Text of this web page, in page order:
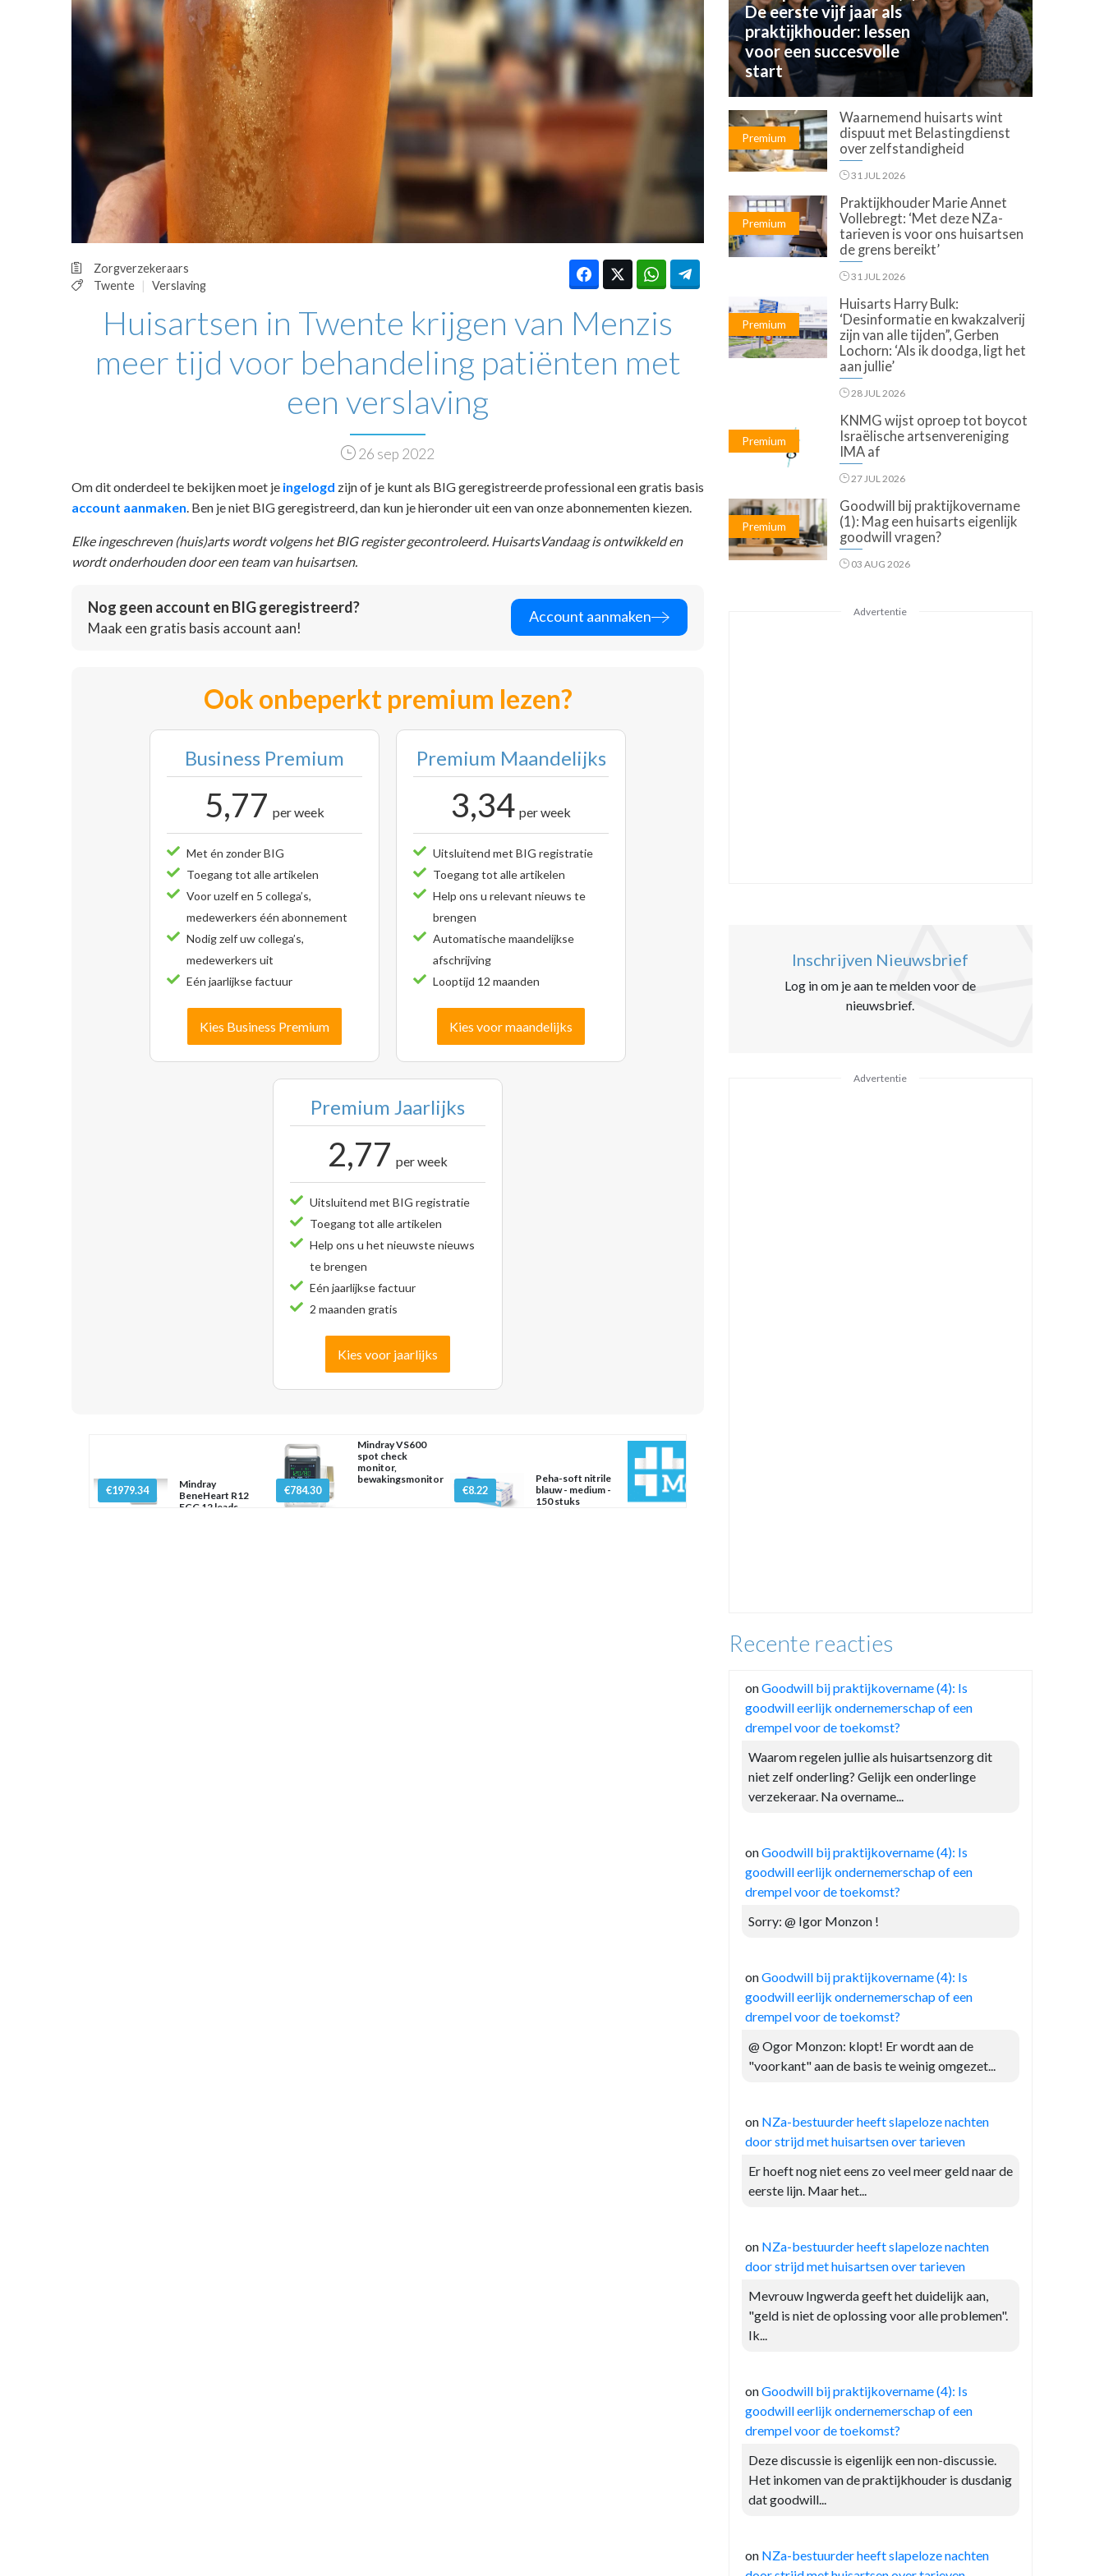
OPINIE
HUISARTSENPOST
PRAKTIJKZAKEN
TARIEVEN
VPHUISARTSEN
MEDISCHE VAKHANDEL
INLOGGEN
REGISTRATIE
Zorgverzekeraars
Twente
Verslaving
Huisartsen in Twente krijgen van Menzis
meer tijd voor behandeling patiënten met
een verslaving
26 sep 2022
Om dit onderdeel te bekijken moet je ingelogd zijn of je kunt als BIG geregistreerde professional een gratis basis
account aanmaken . Ben je niet BIG geregistreerd, dan kun je hieronder uit een van onze abonnementen kiezen.
Elke ingeschreven (huis)arts wordt volgens het BIG register gecontroleerd. HuisartsVandaag is ontwikkeld en
wordt onderhouden door een team van huisartsen.
Nog geen account en BIG geregistreerd?
Maak een gratis basis account aan!
Account aanmaken
Ook onbeperkt premium lezen?
Business Premium
5,77 per week
Met én zonder BIG
Toegang tot alle artikelen
Voor uzelf en 5 collega’s,
medewerkers één abonnement
Nodig zelf uw collega’s,
medewerkers uit
Eén jaarlijkse factuur
Kies Business Premium
Premium Maandelijks
3,34 per week
Uitsluitend met BIG registratie
Toegang tot alle artikelen
Help ons u relevant nieuws te
brengen
Automatische maandelijkse
afschrijving
Looptijd 12 maanden
Kies voor maandelijks
Premium Jaarlijks
2,77 per week
Uitsluitend met BIG registratie
Toegang tot alle artikelen
Help ons u het nieuwste nieuws
te brengen
Eén jaarlijkse factuur
2 maanden gratis
Kies voor jaarlijks
€1979.34
Mindray
BeneHeart R12
ECG 12 leads
€784.30
Mindray VS600
spot check
monitor,
bewakingsmonitor
€8.22
Peha-soft nitrile
blauw - medium -
150 stuks
De eerste vijf jaar als
praktijkhouder: lessen
voor een succesvolle
start
Premium
Waarnemend huisarts wint
dispuut met Belastingdienst
over zelfstandigheid
31 JUL 2026
Premium
Praktijkhouder Marie Annet
Vollebregt: ‘Met deze NZa-
tarieven is voor ons huisartsen
de grens bereikt’
31 JUL 2026
Premium
Huisarts Harry Bulk:
‘Desinformatie en kwakzalverij
zijn van alle tijden”, Gerben
Lochorn: ‘Als ik doodga, ligt het
aan jullie’
28 JUL 2026
Premium
KNMG wijst oproep tot boycot
Israëlische artsenvereniging
IMA af
27 JUL 2026
Premium
Goodwill bij praktijkovername
(1): Mag een huisarts eigenlijk
goodwill vragen?
03 AUG 2026
Advertentie
Inschrijven Nieuwsbrief
Log in om je aan te melden voor de
nieuwsbrief.
Advertentie
Recente reacties
onGoodwill bij praktijkovername (4): Is
goodwill eerlijk ondernemerschap of een
drempel voor de toekomst?
Waarom regelen jullie als huisartsenzorg dit
niet zelf onderling? Gelijk een onderlinge
verzekeraar. Na overname...
onGoodwill bij praktijkovername (4): Is
goodwill eerlijk ondernemerschap of een
drempel voor de toekomst?
Sorry: @ Igor Monzon !
onGoodwill bij praktijkovername (4): Is
goodwill eerlijk ondernemerschap of een
drempel voor de toekomst?
@ Ogor Monzon: klopt! Er wordt aan de
"voorkant" aan de basis te weinig omgezet...
on NZa-bestuurder heeft slapeloze nachten
door strijd met huisartsen over tarieven
Er hoeft nog niet eens zo veel meer geld naar de
eerste lijn. Maar het...
on NZa-bestuurder heeft slapeloze nachten
door strijd met huisartsen over tarieven
Mevrouw Ingwerda geeft het duidelijk aan,
"geld is niet de oplossing voor alle problemen".
Ik...
onGoodwill bij praktijkovername (4): Is
goodwill eerlijk ondernemerschap of een
drempel voor de toekomst?
Deze discussie is eigenlijk een non-discussie.
Het inkomen van de praktijkhouder is dusdanig
dat goodwill...
on NZa-bestuurder heeft slapeloze nachten